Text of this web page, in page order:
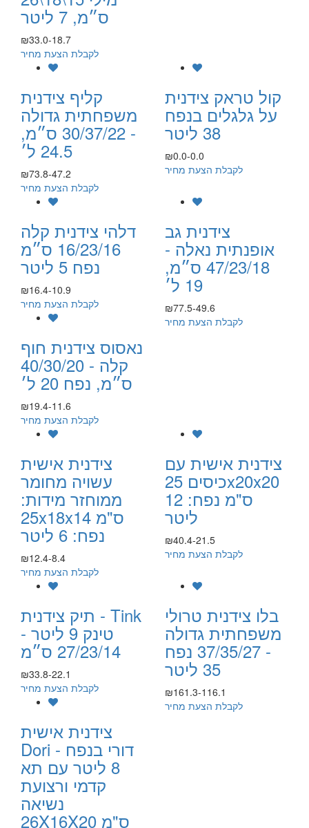
ס״מ, 7 ליטר
₪33.0-18.7
לקבלת הצעת מחיר
קול טראק צידנית
על גלגלים בנפח
38 ליטר
₪0.0-0.0
לקבלת הצעת מחיר
קליף צידנית
משפחתית גדולה
- 30/37/22 ס״מ,
24.5 ל׳
₪73.8-47.2
לקבלת הצעת מחיר
צידנית גב
אופנתית נאלה -
47/23/18 ס״מ,
19 ל׳
₪77.5-49.6
לקבלת הצעת מחיר
דלהי צידנית קלה
16/23/16 ס״מ
נפח 5 ליטר
₪16.4-10.9
לקבלת הצעת מחיר
נאסוס צידנית חוף
קלה - 40/30/20
ס״מ, נפח 20 ל׳
₪19.4-11.6
לקבלת הצעת מחיר
צידנית אישית עם
כיסים 25x20x20
ס"מ נפח: 12
ליטר
₪40.4-21.5
לקבלת הצעת מחיר
צידנית אישית
עשויה מחומר
ממוחזר מידות:
25x18x14 ס"מ
נפח: 6 ליטר
₪12.4-8.4
לקבלת הצעת מחיר
בלו צידנית טרולי
משפחתית גדולה
- 37/35/27 נפח
35 ליטר
₪161.3-116.1
לקבלת הצעת מחיר
תיק צידנית - Tink
טינק 9 ליטר -
27/23/14 ס״מ
₪33.8-22.1
לקבלת הצעת מחיר
צידנית אישית
Dori - דורי בנפח
8 ליטר עם תא
קדמי ורצועת
נשיאה
26X16X20 ס"מ